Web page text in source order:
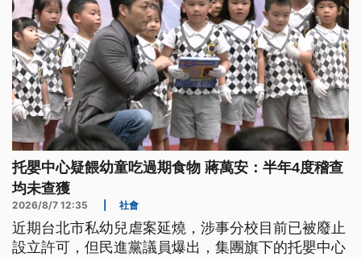
托嬰中心疑餵幼童吃過期食物 蔣萬安：半年4度稽查
均未查獲
2026/8/7 12:35 社會
近期台北市私幼兒虐案延燒，涉事分校目前已被廢止
設立許可，但民進黨議員爆出，集團旗下的托嬰中心